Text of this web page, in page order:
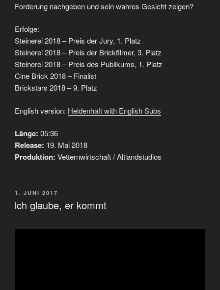
Forderung nachgeben und sein wahres Gesicht zeigen?
Erfolge:
Steinerei 2018 – Preis der Jury, 1. Platz
Steinerei 2018 – Preis der Brickfilmer, 3. Platz
Steinerei 2018 – Preis des Publikums, 1. Platz
Cine Brick 2018 – Finalist
Brickstars 2018 – 9. Platz
English version: Heldenhaft with English Subs
Länge: 05:36
Release: 19. Mai 2018
Produktion: Vetternwirtschaft / Altlandstudios
VERÖFFENTLICHT
AM
1. JUNI 2017
Ich glaube, er kommt